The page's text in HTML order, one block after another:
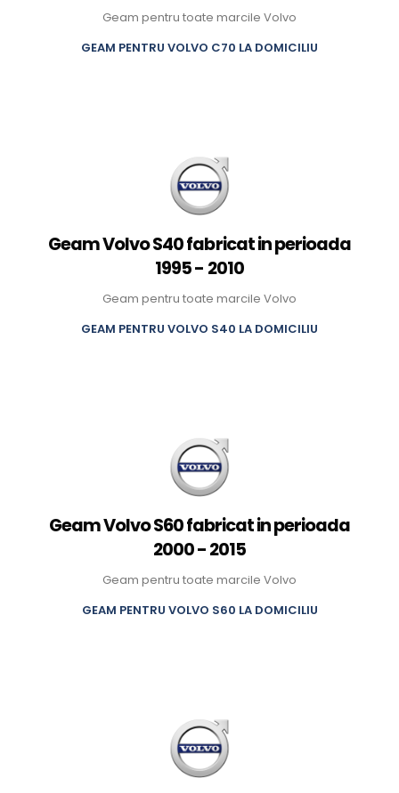
Geam pentru toate marcile Volvo
GEAM PENTRU VOLVO C70 LA DOMICILIU
Geam Volvo S40 fabricat in perioada
1995 - 2010
Geam pentru toate marcile Volvo
GEAM PENTRU VOLVO S40 LA DOMICILIU
Geam Volvo S60 fabricat in perioada
2000 - 2015
Geam pentru toate marcile Volvo
GEAM PENTRU VOLVO S60 LA DOMICILIU